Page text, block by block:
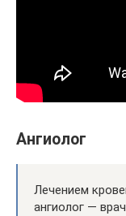
Ангиолог
Лечением
ангиолог —